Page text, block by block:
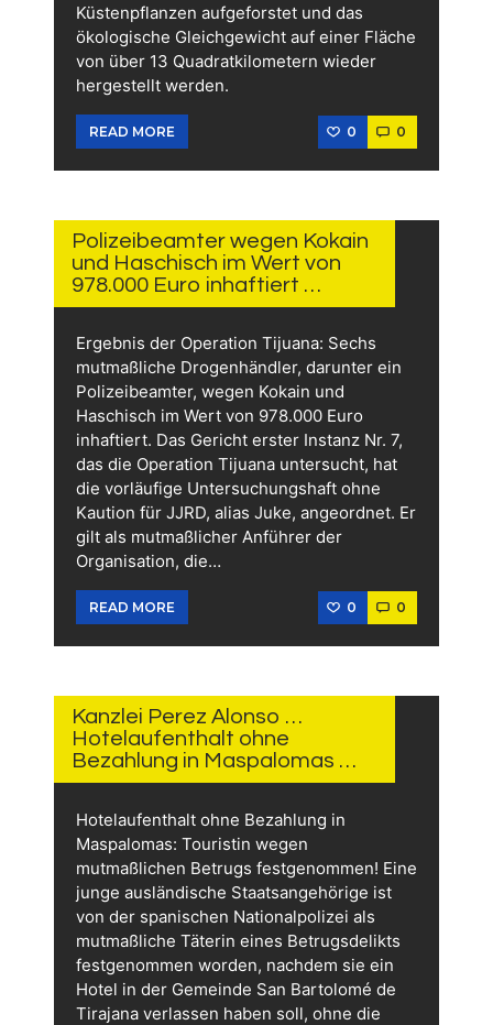
Küstenpflanzen aufgeforstet und das
ökologische Gleichgewicht auf einer Fläche
von über 13 Quadratkilometern wieder
hergestellt werden.
READ MORE 0 0
2026
Polizeibeamter wegen Kokain
und Haschisch im Wert von
978.000 Euro inhaftiert …
Ergebnis der Operation Tijuana: Sechs
mutmaßliche Drogenhändler, darunter ein
Polizeibeamter, wegen Kokain und
Haschisch im Wert von 978.000 Euro
inhaftiert. Das Gericht erster Instanz Nr. 7,
das die Operation Tijuana untersucht, hat
die vorläufige Untersuchungshaft ohne
Kaution für JJRD, alias Juke, angeordnet. Er
gilt als mutmaßlicher Anführer der
Organisation, die…
READ MORE 0 0
Kanzlei Perez Alonso …
Hotelaufenthalt ohne
Bezahlung in Maspalomas …
Hotelaufenthalt ohne Bezahlung in
Maspalomas: Touristin wegen
mutmaßlichen Betrugs festgenommen! Eine
junge ausländische Staatsangehörige ist
von der spanischen Nationalpolizei als
mutmaßliche Täterin eines Betrugsdelikts
festgenommen worden, nachdem sie ein
Hotel in der Gemeinde San Bartolomé de
Tirajana verlassen haben soll, ohne die